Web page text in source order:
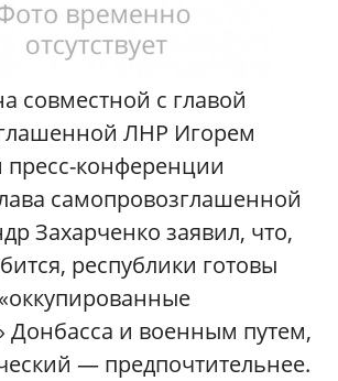
совместной с главой
ЛНР Игорем
конференции
самопровозглашенной
Захарченко заявил, что,
республики готовы
Донбасса и военным путем,
— предпочтительнее.